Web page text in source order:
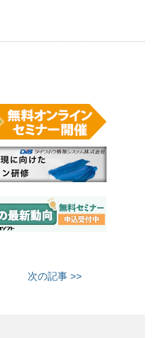
次の記事 >>